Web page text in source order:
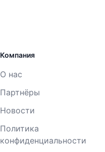
Компания
О нас
Партнёры
Новости
Политика
конфиденциальности